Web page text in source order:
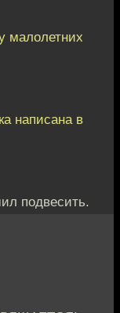
малолетних
написана в
подвесить.